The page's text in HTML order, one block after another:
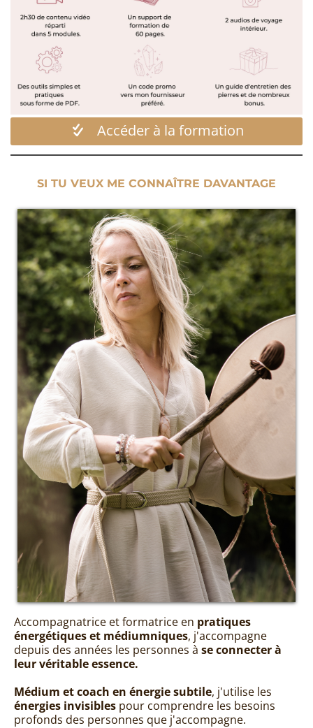
Accéder à la formation
SI TU VEUX ME CONNAÎTRE DAVANTAGE
Accompagnatrice et formatrice en pratiques
énergétiques et médiumniques, j'accompagne
depuis des années les personnes à se connecter à
leur véritable essence.
Médium et coach en énergie subtile, j'utilise les
énergies invisibles pour comprendre les besoins
profonds des personnes que j'accompagne.